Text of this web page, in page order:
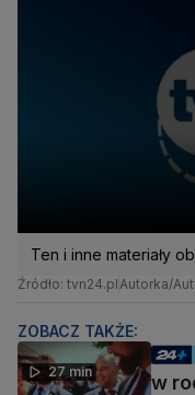
Ten i inne materiały
Źródło: tvn24.pl Autorka/
ZOBACZ TAKŻE:
27 min
w